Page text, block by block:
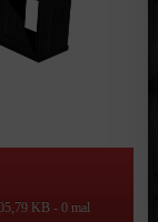
KB - 0 mal